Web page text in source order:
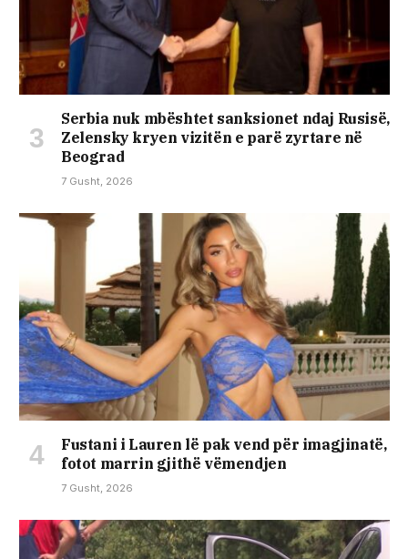
Serbia nuk mbështet sanksionet ndaj Rusisë,
Zelensky kryen vizitën e parë zyrtare në
Beograd
7 Gusht, 2026
Fustani i Lauren lë pak vend për imagjinatë,
fotot marrin gjithë vëmendjen
7 Gusht, 2026